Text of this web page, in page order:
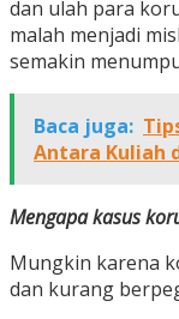
dan ulah para
malah menjadi
semakin
Baca juga:
Antara Kuliah
Mengapa kasus
Mungkin karena
dan kurang